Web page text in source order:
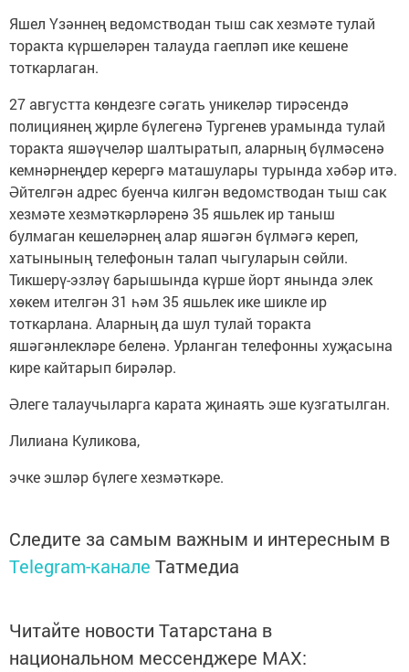
Яшел Үзәннең ведомстводан тыш сак хезмәте тулай
торакта күршеләрен талауда гаепләп ике кешене
тоткарлаган.
27 августта көндезге сәгать уникеләр тирәсендә
полициянең җирле бүлегенә Тургенев урамында тулай
торакта яшәүчеләр шалтыратып, аларның бүлмәсенә
кемнәрнеңдер керергә маташулары турында хәбәр итә.
Әйтелгән адрес буенча килгән ведомстводан тыш сак
хезмәте хезмәткәрләренә 35 яшьлек ир таныш
булмаган кешеләрнең алар яшәгән бүлмәгә кереп,
хатынының телефонын талап чыгуларын сөйли.
Тикшерү-эзләү барышында күрше йорт янында элек
хөкем ителгән 31 һәм 35 яшьлек ике шикле ир
тоткарлана. Аларның да шул тулай торакта
яшәгәнлекләре беленә. Урланган телефонны хуҗасына
кире кайтарып бирәләр.
Әлеге талаучыларга карата җинаять эше кузгатылган.
Лилиана Куликова,
эчке эшләр бүлеге хезмәткәре.
Следите за самым важным и интересным в
Telegram-канале Татмедиа
Читайте новости Татарстана в
национальном мессенджере MАХ: